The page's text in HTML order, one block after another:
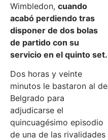
Wimbledon, cuando
acabó perdiendo tras
disponer de dos bolas
de partido con su
servicio en el quinto set.
Dos horas y veinte
minutos le bastaron al de
Belgrado para
adjudicarse el
quincuagésimo episodio
de una de las rivalidades